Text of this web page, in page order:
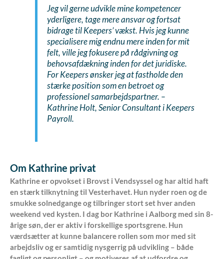
Jeg vil gerne udvikle mine kompetencer
yderligere, tage mere ansvar og fortsat
bidrage til Keepers’ vækst. Hvis jeg kunne
specialisere mig endnu mere inden for mit
felt, ville jeg fokusere på rådgivning og
behovsafdækning inden for det juridiske.
For Keepers ønsker jeg at fastholde den
stærke position som en betroet og
professionel samarbejdspartner. –
Kathrine Holt, Senior Consultant i Keepers
Payroll.
Om Kathrine privat
Kathrine er opvokset i Brovst i Vendsyssel og har altid haft
en stærk tilknytning til Vesterhavet. Hun nyder roen og de
smukke solnedgange og tilbringer stort set hver anden
weekend ved kysten. I dag bor Kathrine i Aalborg med sin 8-
årige søn, der er aktiv i forskellige sportsgrene. Hun
værdsætter at kunne balancere rollen som mor med sit
arbejdsliv og er samtidig nysgerrig på udvikling – både